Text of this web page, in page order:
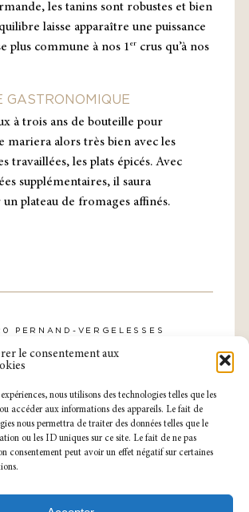
le consentement aux
nous utilisons des technologies telles que les
accéder aux informations des appareils. Le fait de
nous permettra de traiter des données telles que le
ou les ID uniques sur ce site. Le fait de ne pas
consentement peut avoir un effet négatif sur certaines
les tanins sont robustes et bien
laisse apparaître une puissance
plus commune à nos 1 er crus qu’à nos
GASTRONOMIQUE
à trois ans de bouteille pour
mariera alors très bien avec les
travaillées, les plats épicés. Avec
supplémentaires, il saura
plateau de fromages affinés.
PERNAND-VERGELESSES
TÉL. : 03 80 21 57 31
CAVEAU EST OUVERT
SUR RENDEZ-VOUS.